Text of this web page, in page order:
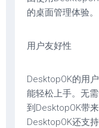
的桌面管理体验。
用户友好性
DesktopOK的用
能轻松上手。无
到DesktopOK带
DesktopOK还支